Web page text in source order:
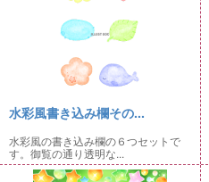
水彩風書き込み欄その...
水彩風の書き込み欄の６つセットで
す。御覧の通り透明な...